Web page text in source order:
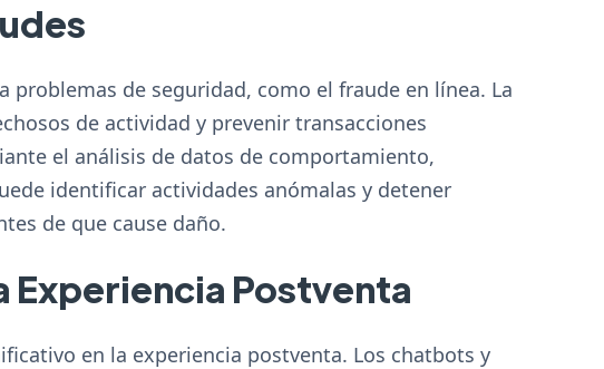
problemas de seguridad, como el fraude en línea. La
de actividad y prevenir transacciones
el análisis de datos de comportamiento,
identificar actividades anómalas y detener
de que cause daño.
Experiencia Postventa
en la experiencia postventa. Los chatbots y